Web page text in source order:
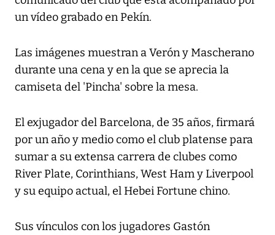
un vídeo grabado en Pekín.
Las imágenes muestran a Verón y Mascherano
durante una cena y en la que se aprecia la
camiseta del 'Pincha' sobre la mesa.
El exjugador del Barcelona, de 35 años, firmará
por un año y medio como el club platense para
sumar a su extensa carrera de clubes como
River Plate, Corinthians, West Ham y Liverpool
y su equipo actual, el Hebei Fortune chino.
Sus vínculos con los jugadores Gastón